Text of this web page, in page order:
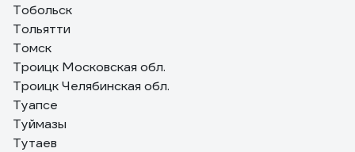
Тобольск
Тольятти
Томск
Троицк Московская обл.
Троицк Челябинская обл.
Туапсе
Туймазы
Тутаев